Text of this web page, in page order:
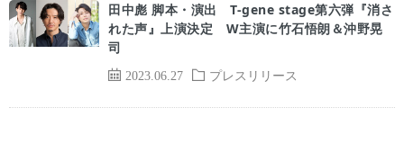
2023.06.27 プレスリリース
田中彪 脚本・演出 T-gene stage第六弾『消さ
れた声』上演決定 W主演に竹石悟朗＆沖野晃
司